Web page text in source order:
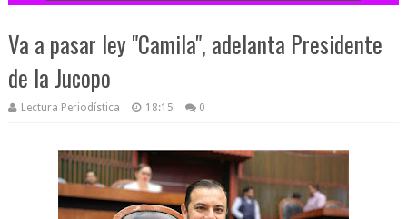
Va a pasar ley "Camila", adelanta Presidente
de la Jucopo
Lectura Periodística 18:15 0